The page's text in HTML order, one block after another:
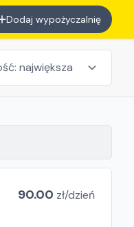
Dodaj wypożyczalnię
90.00 zł/dzień